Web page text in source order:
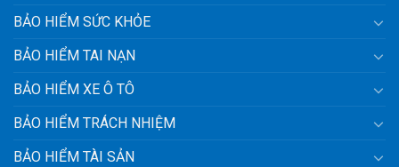
BẢO HIỂM SỨC KHỎE
BẢO HIỂM TAI NẠN
BẢO HIỂM XE Ô TÔ
BẢO HIỂM TRÁCH NHIỆM
BẢO HIỂM TÀI SẢN